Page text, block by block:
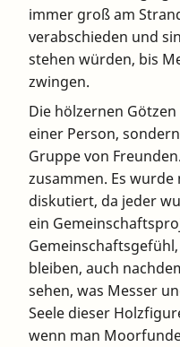
immer groß am
verabschieden und
stehen würden, bis
zwingen.
Die hölzernen
einer Person,
Gruppe von
zusammen. Es
diskutiert, da jeder
ein
bleiben, auch
sehen, was Messer
Seele dieser
wenn man